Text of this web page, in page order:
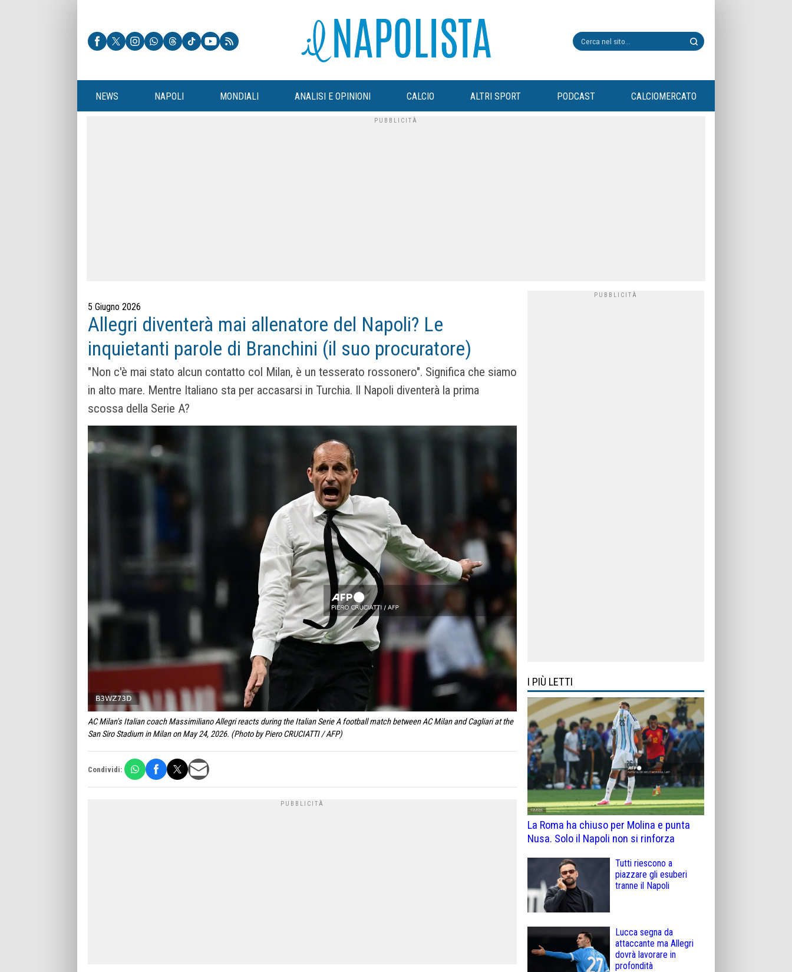
NEWS NAPOLI MONDIALI ANALISI E OPINIONI CALCIO ALTRI SPORT PODCAST CALCIOMERCATO
5 Giugno 2026
Allegri diventerà mai allenatore del Napoli? Le
inquietanti parole di Branchini (il suo procuratore)
"Non c'è mai stato alcun contatto col Milan, è un tesserato rossonero". Significa che siamo
in alto mare. Mentre Italiano sta per accasarsi in Turchia. Il Napoli diventerà la prima
scossa della Serie A?
AC Milan's Italian coach Massimiliano Allegri reacts during the Italian Serie A football match between AC Milan and Cagliari at the
San Siro Stadium in Milan on May 24, 2026. (Photo by Piero CRUCIATTI / AFP)
Condividi:
I PIÙ LETTI
La Roma ha chiuso per Molina e punta
Nusa. Solo il Napoli non si rinforza
Tutti riescono a
piazzare gli esuberi
tranne il Napoli
Lucca segna da
attaccante ma Allegri
dovrà lavorare in
profondità